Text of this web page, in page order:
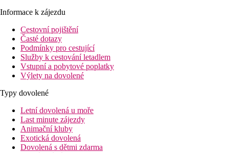
Informace k zájezdu
Cestovní pojištění
Časté dotazy
Podmínky pro cestující
Služby k cestování letadlem
Vstupní a pobytové poplatky
Výlety na dovolené
Typy dovolené
Letní dovolená u moře
Last minute zájezdy
Animační kluby
Exotická dovolená
Dovolená s dětmi zdarma